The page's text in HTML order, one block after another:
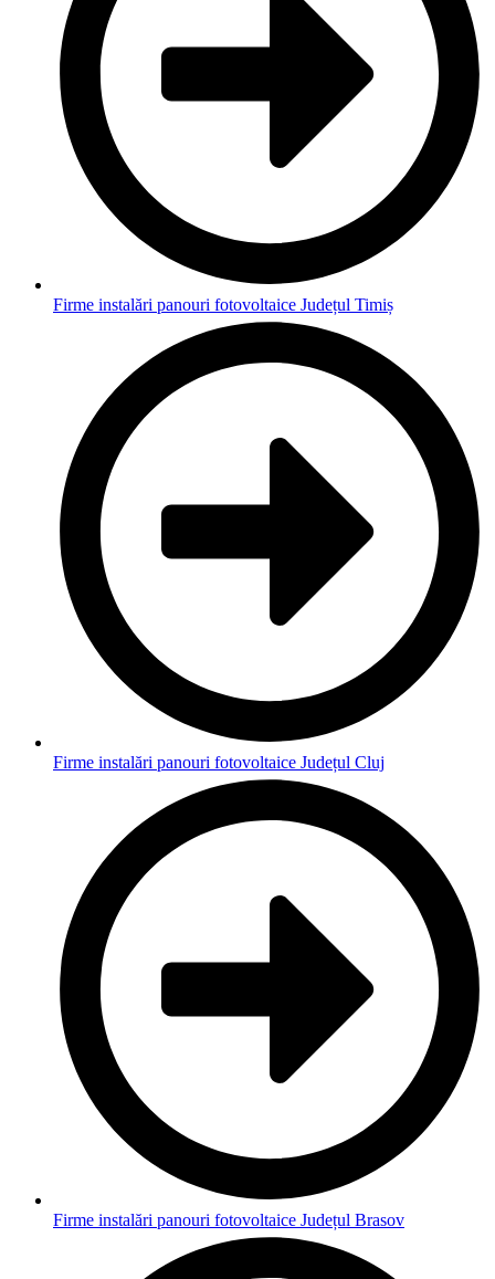
Firme instalări panouri fotovoltaice Județul Timiș
Firme instalări panouri fotovoltaice Județul Cluj
Firme instalări panouri fotovoltaice Județul Brasov